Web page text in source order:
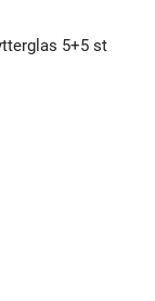
5+5 st